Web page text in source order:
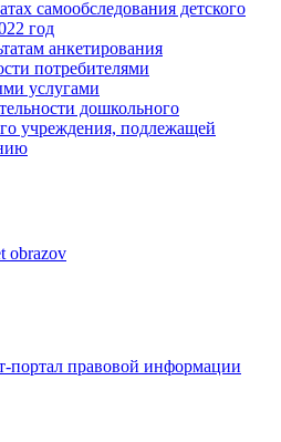
самообследования детского
год
анкетирования
потребителями
услугами
дошкольного
учреждения, подлежащей